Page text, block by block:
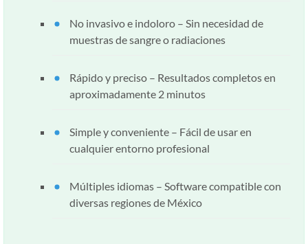
No invasivo e indoloro – Sin necesidad de
muestras de sangre o radiaciones
Rápido y preciso – Resultados completos en
aproximadamente 2 minutos
Simple y conveniente – Fácil de usar en
cualquier entorno profesional
Múltiples idiomas – Software compatible con
diversas regiones de México